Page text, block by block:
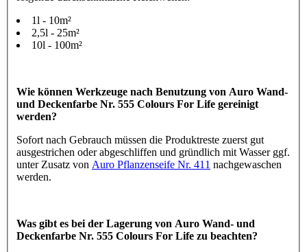
1l - 10m²
2,5l - 25m²
10l - 100m²
Wie können Werkzeuge nach Benutzung von Auro Wand-
und Deckenfarbe Nr. 555 Colours For Life gereinigt
werden?
Sofort nach Gebrauch müssen die Produktreste zuerst gut
ausgestrichen oder abgeschliffen und gründlich mit Wasser ggf.
unter Zusatz von Auro Pflanzenseife Nr. 411 nachgewaschen
werden.
Was gibt es bei der Lagerung von Auro Wand- und
Deckenfarbe Nr. 555 Colours For Life zu beachten?